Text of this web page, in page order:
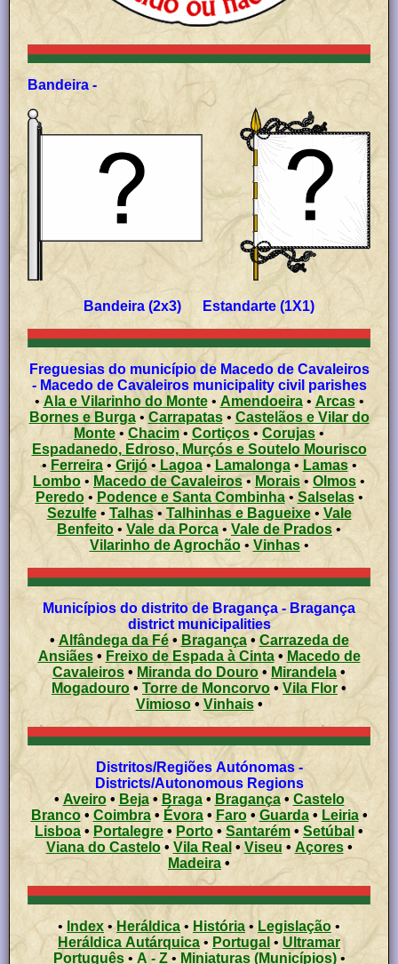
Bandeira -
Bandeira (2x3) Estandarte (1X1)
Freguesias do município de Macedo de Cavaleiros
- Macedo de Cavaleiros municipality civil parishes
• Ala e Vilarinho do Monte• Amendoeira• Arcas•
Bornes e Burga • Carrapatas • Castelãos e Vilar do
Monte • Chacim • Cortiços • Corujas •
Espadanedo, Edroso, Murçós e Soutelo Mourisco
• Ferreira• Grijó• Lagoa•Lamalonga• Lamas•
Lombo • Macedo de Cavaleiros• Morais • Olmos •
Peredo• Podence e Santa Combinha • Salselas•
Sezulfe• Talhas• Talhinhas e Bagueixe • Vale
Benfeito • Vale da Porca • Vale de Prados •
Vilarinho de Agrochão• Vinhas•
Municípios do distrito de Bragança - Bragança
district municipalities
• Alfândega da Fé• Bragança• Carrazeda de
Ansiães• Freixo de Espada à Cinta• Macedo de
Cavaleiros • Miranda do Douro • Mirandela•
Mogadouro • Torre de Moncorvo • Vila Flor •
Vimioso• Vinhais•
Distritos/Regiões Autónomas -
Districts/Autonomous Regions
• Aveiro• Beja• Braga• Bragança• Castelo
Branco• Coimbra• Évora• Faro•Guarda• Leiria•
Lisboa• Portalegre • Porto•Santarém • Setúbal •
Viana do Castelo• Vila Real •Viseu • Açores •
Madeira •
• Index • Heráldica • História • Legislação •
Heráldica Autárquica • Portugal •Ultramar
Português• A - Z• Miniaturas (Municípios)•